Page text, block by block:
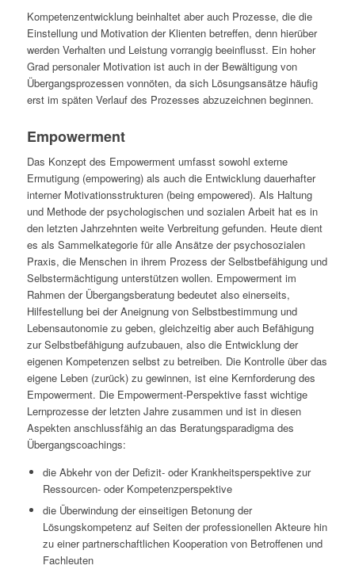
Kompetenzentwicklung beinhaltet aber auch Prozesse, die die
Einstellung und Motivation der Klienten betreffen, denn hierüber
werden Verhalten und Leistung vorrangig beeinflusst. Ein hoher
Grad personaler Motivation ist auch in der Bewältigung von
Übergangsprozessen vonnöten, da sich Lösungsansätze häufig
erst im späten Verlauf des Prozesses abzuzeichnen beginnen.
Empowerment
Das Konzept des Empowerment umfasst sowohl externe
Ermutigung (empowering) als auch die Entwicklung dauerhafter
interner Motivationsstrukturen (being empowered). Als Haltung
und Methode der psychologischen und sozialen Arbeit hat es in
den letzten Jahrzehnten weite Verbreitung gefunden. Heute dient
es als Sammelkategorie für alle Ansätze der psychosozialen
Praxis, die Menschen in ihrem Prozess der Selbstbefähigung und
Selbstermächtigung unterstützen wollen. Empowerment im
Rahmen der Übergangsberatung bedeutet also einerseits,
Hilfestellung bei der Aneignung von Selbstbestimmung und
Lebensautonomie zu geben, gleichzeitig aber auch Befähigung
zur Selbstbefähigung aufzubauen, also die Entwicklung der
eigenen Kompetenzen selbst zu betreiben. Die Kontrolle über das
eigene Leben (zurück) zu gewinnen, ist eine Kernforderung des
Empowerment. Die Empowerment-Perspektive fasst wichtige
Lernprozesse der letzten Jahre zusammen und ist in diesen
Aspekten anschlussfähig an das Beratungsparadigma des
Übergangscoachings:
die Abkehr von der Defizit- oder Krankheitsperspektive zur
Ressourcen- oder Kompetenzperspektive
die Überwindung der einseitigen Betonung der
Lösungskompetenz auf Seiten der professionellen Akteure hin
zu einer partnerschaftlichen Kooperation von Betroffenen und
Fachleuten